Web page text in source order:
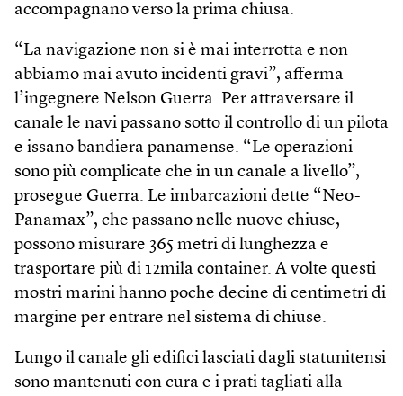
accompagnano verso la prima chiusa.
“La navigazione non si è mai interrotta e non
abbiamo mai avuto incidenti gravi”, afferma
l’ingegnere Nelson Guerra. Per attraversare il
canale le navi passano sotto il controllo di un pilota
e issano bandiera panamense. “Le operazioni
sono più complicate che in un canale a livello”,
prosegue Guerra. Le imbarcazioni dette ­“Neo-
Panamax”, che passano nelle nuove chiuse,
possono misurare 365 metri di lunghezza e
trasportare più di 12mila container. A volte questi
mostri marini hanno poche decine di centimetri di
margine per entrare nel sistema di chiuse.
Lungo il canale gli edifici lasciati dagli statunitensi
sono mantenuti con cura e i prati tagliati alla